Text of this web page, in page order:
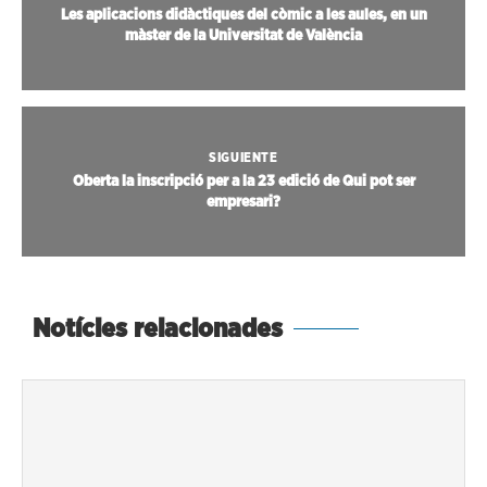
Les aplicacions didàctiques del còmic a les aules, en un
màster de la Universitat de València
SIGUIENTE
Oberta la inscripció per a la 23 edició de Qui pot ser
empresari?
Notícies relacionades